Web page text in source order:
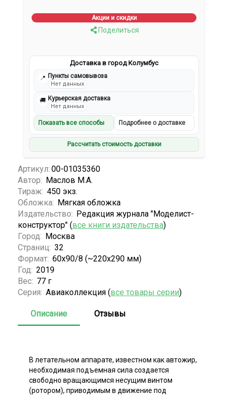
Акции и скидки
Поделиться
Доставка в город Колумбус
📍 Пункты самовывоза
Нет данных
🚚 Курьерская доставка
Нет данных
Показать все способы Подробнее о доставке
Рассчитать стоимость доставки
Артикул: 00-01035360
Автор: Маслов М.А.
Тираж: 450 экз.
Обложка: Мягкая обложка
Издательство: Редакция журнала "Моделист-
конструктор" (все книги издательства)
Город: Москва
Страниц: 32
Формат: 60x90/8 (~220х290 мм)
Год: 2019
Вес: 77 г
Серия: Авиаколлекция (все товары серии)
Описание Отзывы
В летательном аппарате, известном как автожир,
необходимая подъемная сила создается
свободно вращающимся несущим винтом
(ротором), приводимым в движение под